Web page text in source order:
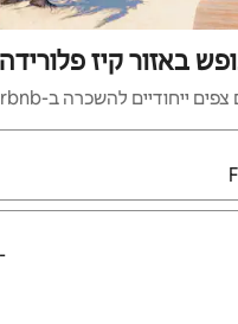
ולמטה או לעיין בעזרת